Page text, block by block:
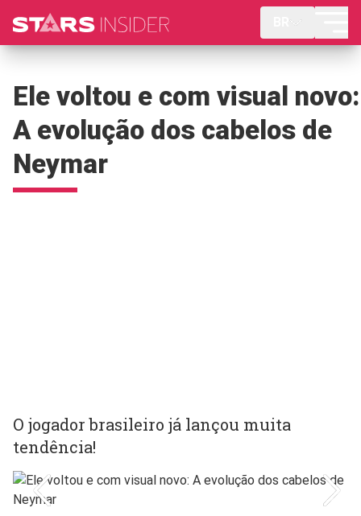
Ele voltou e com visual novo:
A evolução dos cabelos de
Neymar
O jogador brasileiro já lançou muita
tendência!